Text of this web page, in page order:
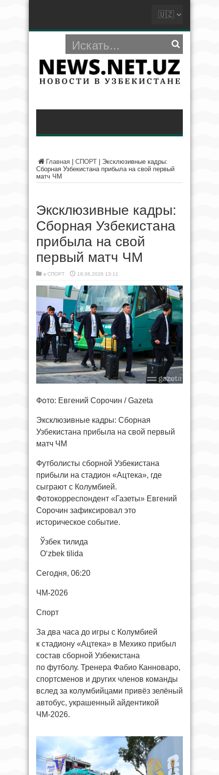
Главная СПОРТ
Эксклюзивные кадры:
Сборная Узбекистана прибыла на свой первый
матч ЧМ
Эксклюзивные кадры:
Сборная Узбекистана
прибыла на свой
первый матч ЧМ
в СПОРТ 18.06.2026 13:11
Фото: Евгений Сорочин / Gazeta
Эксклюзивные кадры: Сборная
Узбекистана прибыла на свой первый
матч ЧМ
Футболисты сборной Узбекистана
прибыли на стадион «Ацтека», где
сыграют с Колумбией.
Фотокорреспондент «Газеты» Евгений
Сорочин зафиксировал это
историческое событие.
Ўзбек тилида
O‘zbek tilida
Сегодня, 06:20
ЧМ-2026
Спорт
За два часа до игры с Колумбией
к стадиону «Ацтека» в Мехико прибыл
состав сборной Узбекистана
по футболу. Тренера Фабио Канноваро,
спортсменов и других членов команды
вслед за колумбийцами привёз зелёный
автобус, украшенный айдентикой
ЧМ-2026.